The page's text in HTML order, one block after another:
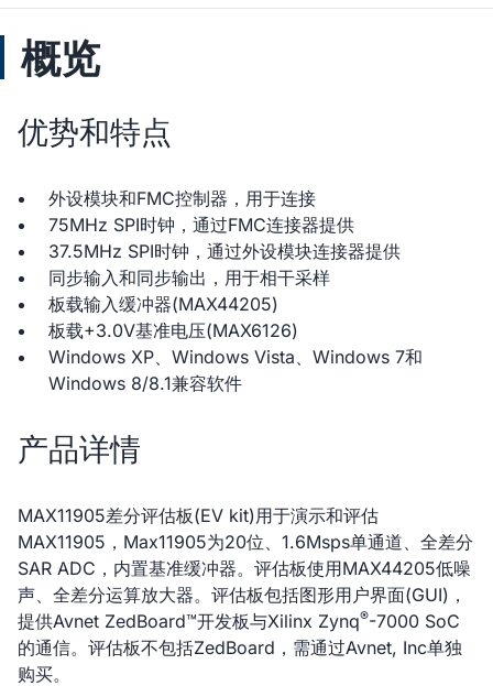
概览
优势和特点
外设模块和FMC控制器，用于连接
75MHz SPI时钟，通过FMC连接器提供
37.5MHz SPI时钟，通过外设模块连接器提供
同步输入和同步输出，用于相干采样
板载输入缓冲器(MAX44205)
板载+3.0V基准电压(MAX6126)
Windows XP、Windows Vista、Windows 7和
Windows 8/8.1兼容软件
产品详情
MAX11905差分评估板(EV kit)用于演示和评估
MAX11905，Max11905为20位、1.6Msps单通道、全差分
SAR ADC，内置基准缓冲器。评估板使用MAX44205低噪
声、全差分运算放大器。评估板包括图形用户界面(GUI)，
提供Avnet ZedBoard™开发板与Xilinx Zynq®-7000 SoC
的通信。评估板不包括ZedBoard，需通过Avnet, Inc单独
购买。